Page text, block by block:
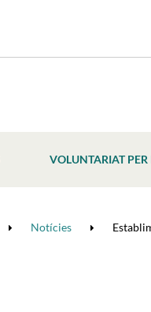
VOLUNTARIAT
Notícies